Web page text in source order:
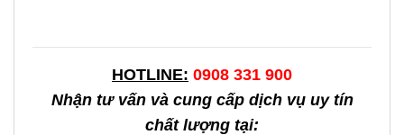
HOTLINE: 0908 331 900
Nhận tư vấn và cung cấp dịch vụ uy tín
chất lượng tại: